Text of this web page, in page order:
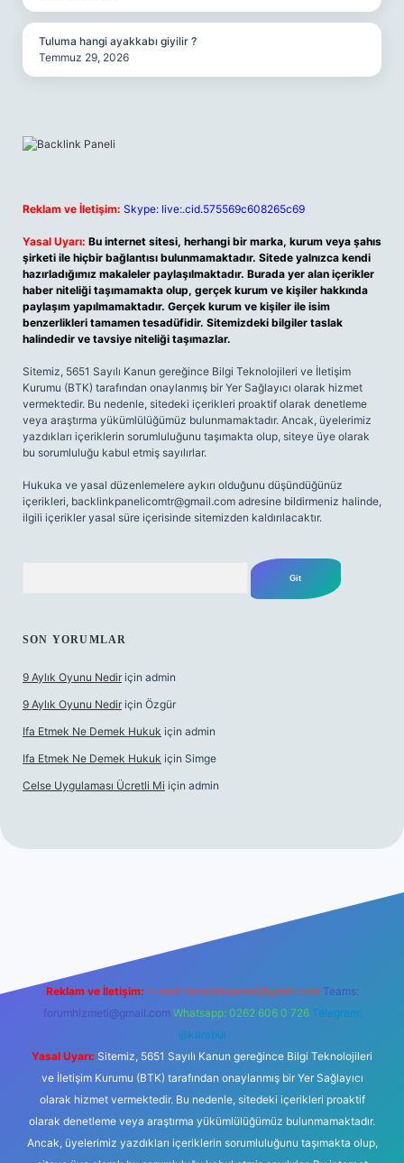
Tuluma hangi ayakkabı giyilir ?
Temmuz 29, 2026
Reklam ve İletişim: Skype: live:.cid.575569c608265c69
Yasal Uyarı: Bu internet sitesi, herhangi bir marka, kurum veya şahıs
şirketi ile hiçbir bağlantısı bulunmamaktadır. Sitede yalnızca kendi
hazırladığımız makaleler paylaşılmaktadır. Burada yer alan içerikler
haber niteliği taşımamakta olup, gerçek kurum ve kişiler hakkında
paylaşım yapılmamaktadır. Gerçek kurum ve kişiler ile isim
benzerlikleri tamamen tesadüfidir. Sitemizdeki bilgiler taslak
halindedir ve tavsiye niteliği taşımazlar.
Sitemiz, 5651 Sayılı Kanun gereğince Bilgi Teknolojileri ve İletişim
Kurumu (BTK) tarafından onaylanmış bir Yer Sağlayıcı olarak hizmet
vermektedir. Bu nedenle, sitedeki içerikleri proaktif olarak denetleme
veya araştırma yükümlülüğümüz bulunmamaktadır. Ancak, üyelerimiz
yazdıkları içeriklerin sorumluluğunu taşımakta olup, siteye üye olarak
bu sorumluluğu kabul etmiş sayılırlar.
Hukuka ve yasal düzenlemelere aykırı olduğunu düşündüğünüz
içerikleri, backlinkpanelicomtr@gmail.com adresine bildirmeniz halinde,
ilgili içerikler yasal süre içerisinde sitemizden kaldırılacaktır.
SON YORUMLAR
9 Aylık Oyunu Nedir için admin
9 Aylık Oyunu Nedir için Özgür
Ifa Etmek Ne Demek Hukuk için admin
Ifa Etmek Ne Demek Hukuk için Simge
Celse Uygulaması Ücretli Mi için admin
Reklam ve İletişim: E-mail: backlinkpaneli@gmail.com Teams:
forumhizmeti@gmail.com Whatsapp: 0262 606 0 726 Telegram:
@karabul
Yasal Uyarı: Sitemiz, 5651 Sayılı Kanun gereğince Bilgi Teknolojileri
ve İletişim Kurumu (BTK) tarafından onaylanmış bir Yer Sağlayıcı
olarak hizmet vermektedir. Bu nedenle, sitedeki içerikleri proaktif
olarak denetleme veya araştırma yükümlülüğümüz bulunmamaktadır.
Ancak, üyelerimiz yazdıkları içeriklerin sorumluluğunu taşımakta olup,